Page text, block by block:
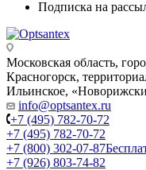
Подписка на
Московская область,
Красногорск,
Ильинское,
info@optsantex.ru
+7 (495) 782-70-72
+7 (495) 782-70-72
+7 (800) 302-07-87
+7 (926) 803-74-82